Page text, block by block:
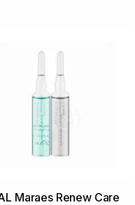
Maraes Renew Care